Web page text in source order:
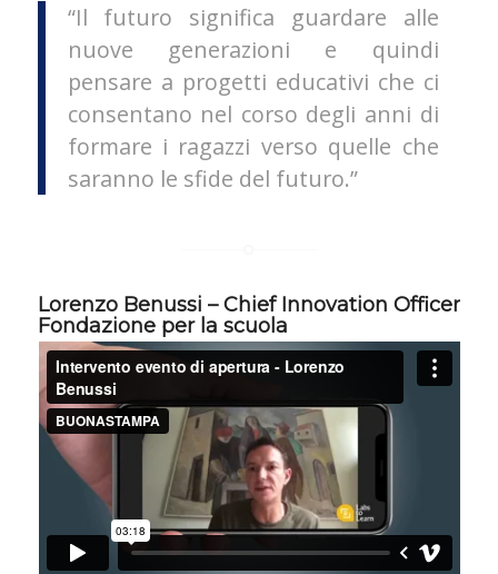
“Il futuro significa guardare alle
nuove generazioni e quindi
pensare a progetti educativi che ci
consentano nel corso degli anni di
formare i ragazzi verso quelle che
saranno le sfide del futuro.”
Lorenzo Benussi – Chief Innovation Officer
Fondazione per la scuola